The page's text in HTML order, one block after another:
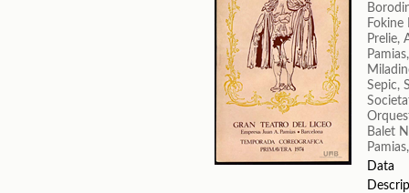
Fokine
Prelie,
Sepic,
Balet
Data